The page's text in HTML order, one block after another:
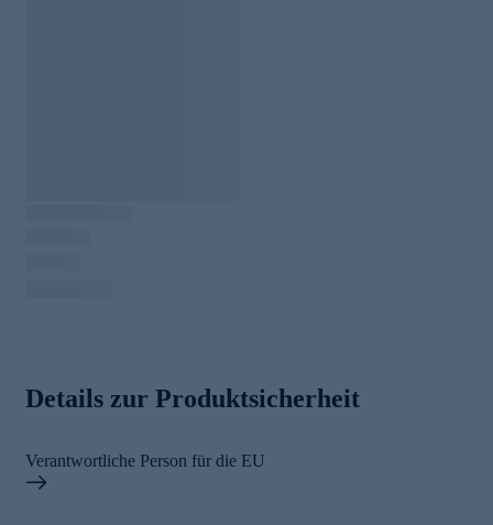
Details zur Produktsicherheit
Verantwortliche Person für die EU